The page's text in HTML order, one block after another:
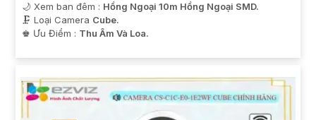
🌙 Xem ban đêm : Hồng Ngoại 10m Hồng Ngoại SMD.
🗜️ Loại Camera Cube.
️♚ Ưu Điểm : Thu Âm Và Loa.